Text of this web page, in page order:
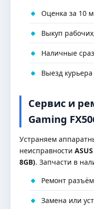
Оценка за 10
Выкуп
Наличные
Выезд
Сервис и
Gaming
Устраняем
неисправности
8GB). Запчасти в
Ремонт
Замена или